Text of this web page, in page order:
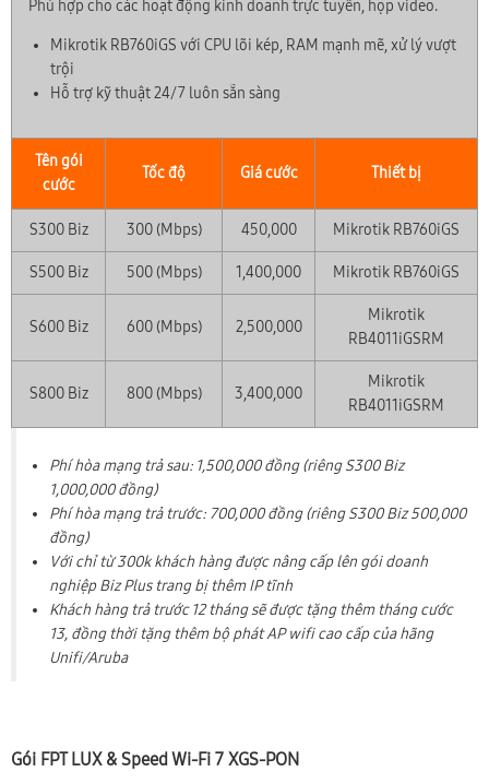
Phù hợp cho các hoạt động kinh doanh trực tuyến, họp video.
Mikrotik RB760iGS với CPU lõi kép, RAM mạnh mẽ, xử lý vượt
trội
Hỗ trợ kỹ thuật 24/7 luôn sẵn sàng
Tên gói
cước
Tốc độ Giá cước Thiết bị
S300 Biz 300 (Mbps) 450,000 Mikrotik RB760iGS
S500 Biz 500 (Mbps) 1,400,000 Mikrotik RB760iGS
S600 Biz 600 (Mbps) 2,500,000
Mikrotik
RB4011iGSRM
S800 Biz 800 (Mbps) 3,400,000
Mikrotik
RB4011iGSRM
Phí hòa mạng trả sau: 1,500,000 đồng (riêng S300 Biz
1,000,000 đồng)
Phí hòa mạng trả trước: 700,000 đồng (riêng S300 Biz 500,000
đồng)
Với chỉ từ 300k khách hàng được nâng cấp lên gói doanh
nghiệp Biz Plus trang bị thêm IP tĩnh
Khách hàng trả trước 12 tháng sẽ được tặng thêm tháng cước
13, đồng thời tặng thêm bộ phát AP wifi cao cấp của hãng
Unifi/Aruba
Gói FPT LUX & Speed Wi-Fi 7 XGS-PON